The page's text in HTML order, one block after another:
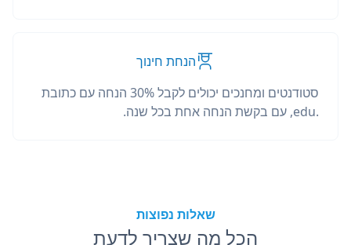
הנחת חינוך
סטודנטים ומחנכים יכולים לקבל 30% הנחה עם כתובת
.edu, עם בקשת הנחה אחת בכל שנה.
שאלות נפוצות
הכל מה שצריך לדעת